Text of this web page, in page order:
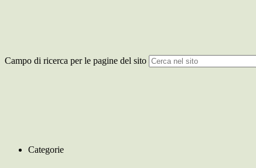
Campo di ricerca per le pagine del sito
Categorie